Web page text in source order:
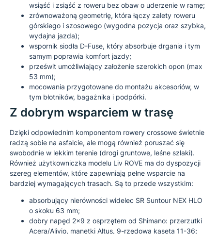
wsiąść i zsiąść z roweru bez obaw o uderzenie w ramę;
zrównoważoną geometrię, która łączy zalety roweru
górskiego i szosowego (wygodna pozycja oraz szybka,
wydajna jazda);
wspornik siodła D-Fuse, który absorbuje drgania i tym
samym poprawia komfort jazdy;
prześwit umożliwiający założenie szerokich opon (max
53 mm);
mocowania przygotowane do montażu akcesoriów, w
tym błotników, bagażnika i podpórki.
Z dobrym wsparciem w trasę
Dzięki odpowiednim komponentom rowery crossowe świetnie
radzą sobie na asfalcie, ale mogą również poruszać się
swobodnie w lekkim terenie (drogi gruntowe, leśne szlaki).
Również użytkowniczka modelu Liv ROVE ma do dyspozycji
szereg elementów, które zapewniają pełne wsparcie na
bardziej wymagających trasach. Są to przede wszystkim:
absorbujący nierówności widelec SR Suntour NEX HLO
o skoku 63 mm;
dobry napęd 2×9 z osprzętem od Shimano: przerzutki
Acera/Alivio, manetki Altus, 9-rzędowa kaseta 11-36;